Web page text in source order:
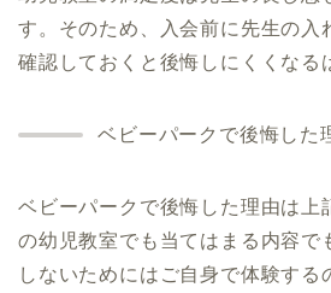
す。そのため、入会前に先生の入
確認しておくと後悔しにくくなる
ベビーパークで後悔した
ベビーパークで後悔した理由は上
の幼児教室でも当てはまる内容で
しないためにはご自身で体験する